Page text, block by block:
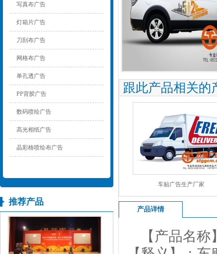
写真布广告
灯箱片广告
刀刮布广告
网格布广告
单孔透广告
PP背胶广告
数码喷绘广告
高光相纸广告
晶彩格喷绘布广告
推荐产品
跟此产品相关的
车贴广告生产厂家
产品详情
【产品名称